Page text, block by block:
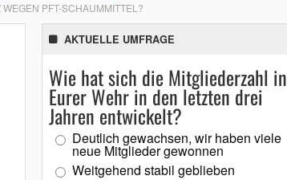
PFT-SCHAUMMITTEL?
AKTUELLE UMFRAGE
Wie hat sich die Mitgliederzahl in
Eurer Wehr in den letzten drei
Jahren entwickelt?
Deutlich gewachsen, wir haben viele
neue Mitglieder gewonnen
Weitgehend stabil geblieben